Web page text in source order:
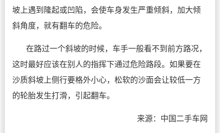
坡上遇到隆起或凹陷，会使车身发生严重倾斜，加大倾
斜角度，就有翻车的危险。
在路过一个斜坡的时候，车手一般看不到前方路况，
这时最好应该在别人的指挥下通过危险路段。如果要在
沙质斜坡上侧行要格外小心，松软的沙面会让较低一方
的轮胎发生打滑，引起翻车。
来源：中国二手车网